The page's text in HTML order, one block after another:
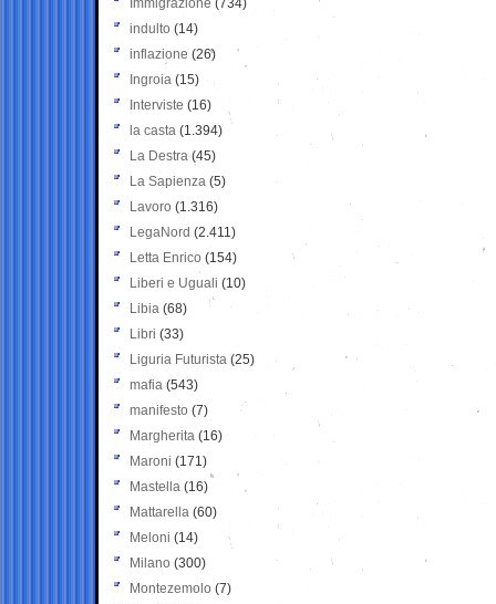
Immigrazione (734)
indulto (14)
inflazione (26)
Ingroia (15)
Interviste (16)
la casta (1.394)
La Destra (45)
La Sapienza (5)
Lavoro (1.316)
LegaNord (2.411)
Letta Enrico (154)
Liberi e Uguali (10)
Libia (68)
Libri (33)
Liguria Futurista (25)
mafia (543)
manifesto (7)
Margherita (16)
Maroni (171)
Mastella (16)
Mattarella (60)
Meloni (14)
Milano (300)
Montezemolo (7)